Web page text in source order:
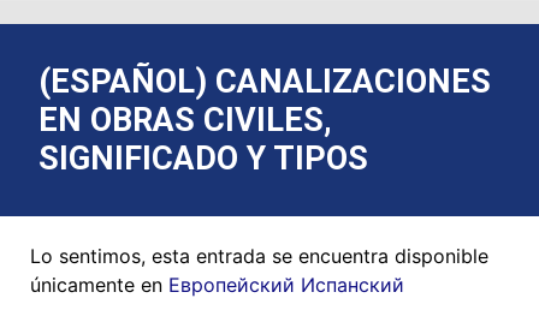
(ESPAÑOL) CANALIZACIONES
EN OBRAS CIVILES,
SIGNIFICADO Y TIPOS
Lo sentimos, esta entrada se encuentra disponible
únicamente en Европейский Испанский